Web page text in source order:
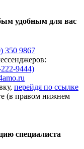
удобным для вас
350 9867
9444)
перейдя по ссылке
(в правом нижнем
специалиста